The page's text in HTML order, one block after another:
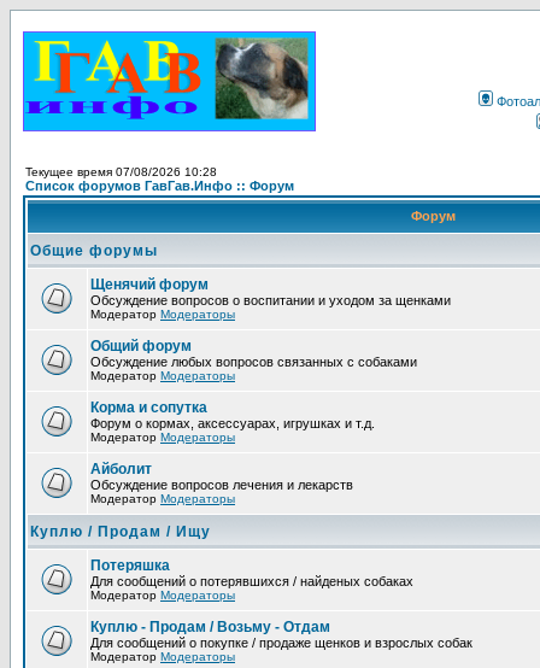
Текущее время 07/08/2026 10:28
Список форумов ГавГав.Инфо :: Форум
Форум
Общие форумы
Щенячий форум
Обсуждение вопросов о воспитании и уходом за щенками
Модератор Модераторы
Общий форум
Обсуждение любых вопросов связанных с собаками
Модератор Модераторы
Корма и сопутка
Форум о кормах, аксессуарах, игрушках и т.д.
Модератор Модераторы
Айболит
Обсуждение вопросов лечения и лекарств
Модератор Модераторы
Куплю / Продам / Ищу
Потеряшка
Для сообщений о потерявшихся / найденых собаках
Модератор Модераторы
Куплю - Продам / Возьму - Отдам
Для сообщений о покупке / продаже щенков и взрослых собак
Модератор Модераторы